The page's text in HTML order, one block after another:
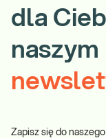
dla
naszym
Zapisz się do